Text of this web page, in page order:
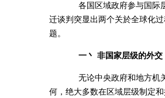
各国区域政府参与国际
迁谈判突显出两个关於全球化
题。
一丶 非国家层级的外交
无论中央政府和地方机
何，绝大多数在区域层级制定